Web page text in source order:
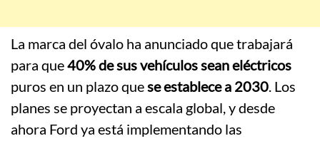
La marca del óvalo ha anunciado que trabajará
para que40% de sus vehículos sean eléctricos
puros en un plazo quese establece a 2030. Los
planes se proyectan a escala global, y desde
ahora Ford ya está implementando las